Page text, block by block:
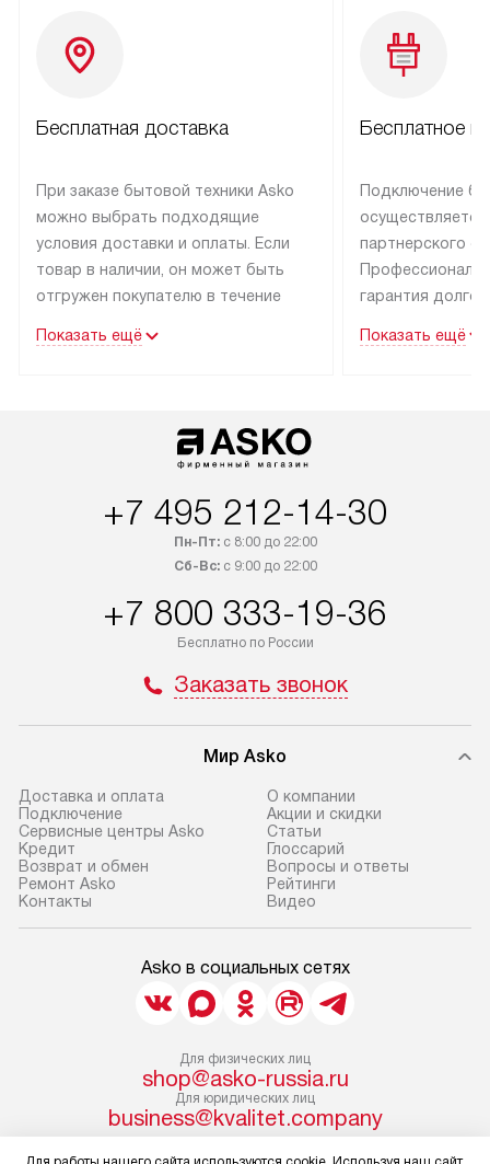
Бесплатная доставка
При заказе бытовой техники Asko
можно выбрать подходящие
условия доставки и оплаты. Если
товар в наличии, он может быть
отгружен покупателю в течение
оплачивается дополнительно.
Возможна доставка товаров
Показать ещё
Бесплатное
Подключение
партнерского
гарантия
Показать ещё
+7 495 212-14-30
Пн-Пт:с 8:00 до 22:00
Сб-Вс:с 9:00 до 22:00
+7 800 333-19-36
Бесплатно по России
Заказать звонок
Мир Asko
Доставка и оплата
Подключение
Сервисные центры Asko
Кредит
Возврат и обмен
Ремонт Asko
Контакты
О компании
Акции и скидки
Статьи
Глоссарий
Вопросы и ответы
Рейтинги
Видео
Asko в социальных сетях
Для физических лиц
shop@asko-russia.ru
Для юридических лиц
business@kvalitet.company